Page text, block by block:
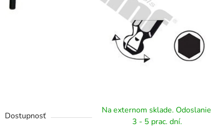
Dostupnosť
Na externom sklade. Odoslanie
3 - 5 prac. dní.